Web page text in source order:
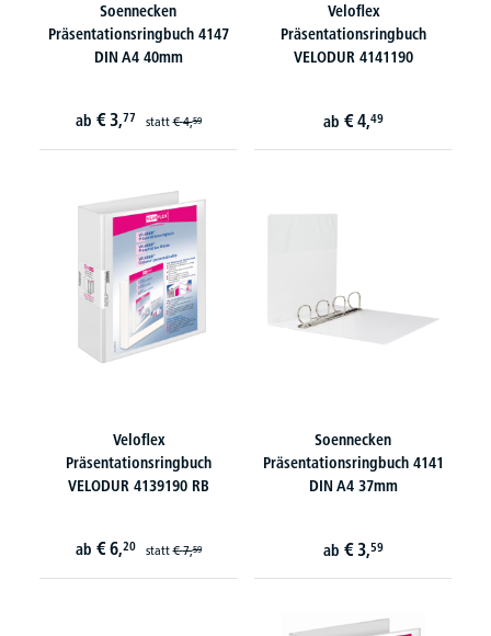
Soennecken
Präsentationsringbuch 4147
DIN A4 40mm
ab € 3,77 statt€ 4,59
Veloflex
Präsentationsringbuch
VELODUR 4141190
ab € 4,49
Veloflex
Präsentationsringbuch
VELODUR 4139190 RB
ab € 6,20 statt€ 7,59
Soennecken
Präsentationsringbuch 4141
DIN A4 37mm
ab € 3,59